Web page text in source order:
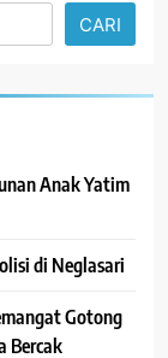
CARI
Anak Yatim
di Neglasari
Gotong
Bercak